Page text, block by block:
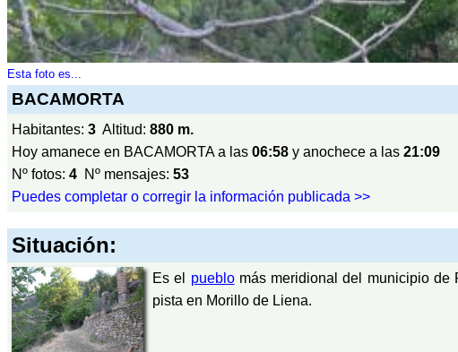
Esta foto es...
BACAMORTA
Habitantes: 3 Altitud: 880 m.
Hoy amanece en BACAMORTA a las 06:58 y anochece a las 21:09
Nº fotos: 4 Nº mensajes: 53
Puedes completar o corregir la información publicada >>
Situación:
Es el pueblomás meridional del municipio de
pista en Morillo de Liena.